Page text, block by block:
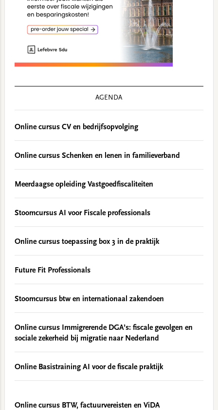
AGENDA
Online cursus CV en bedrijfsopvolging
Online cursus Schenken en lenen in familieverband
Meerdaagse opleiding Vastgoedfiscaliteiten
Stoomcursus AI voor Fiscale professionals
Online cursus toepassing box 3 in de praktijk
Future Fit Professionals
Stoomcursus btw en internationaal zakendoen
Online cursus Immigrerende DGA’s: fiscale gevolgen en
sociale zekerheid bij migratie naar Nederland
Online Basistraining AI voor de fiscale praktijk
Online cursus BTW, factuurvereisten en ViDA